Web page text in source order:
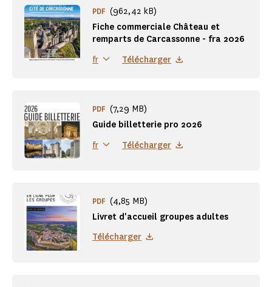
Fiche commerciale Château et
remparts de Carcassonne - fra 2026
PDF (962,42 kB)
fr Télécharger
Guide billetterie pro 2026
PDF (7,29 MB)
fr Télécharger
Livret d'accueil groupes adultes
PDF (4,85 MB)
Télécharger